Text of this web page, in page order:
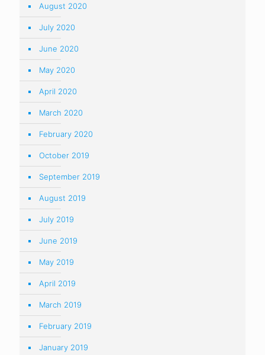
August 2020
July 2020
June 2020
May 2020
April 2020
March 2020
February 2020
October 2019
September 2019
August 2019
July 2019
June 2019
May 2019
April 2019
March 2019
February 2019
January 2019